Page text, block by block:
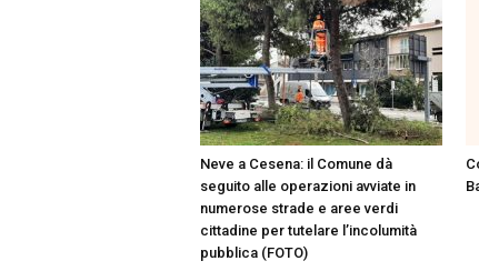
Neve a Cesena: il Comune dà
seguito alle operazioni avviate in
numerose strade e aree verdi
cittadine per tutelare l’incolumità
pubblica (FOTO)